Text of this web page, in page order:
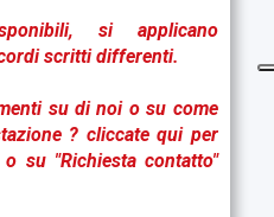
i, si applicano
scritti differenti.
su di noi o su come
? cliccate quiper
su "Richiesta contatto"